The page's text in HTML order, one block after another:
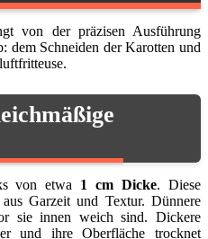
von der präzisen Ausführung
dem Schneiden der Karotten und
von etwa 1 cm Dicke. Diese
Garzeit und Textur. Dünnere
sie innen weich sind. Dickere
und ihre Oberfläche trocknet